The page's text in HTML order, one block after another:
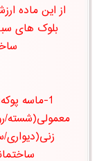
از این ماده
بلوک های
1-ماسه
معمولی(شسته/